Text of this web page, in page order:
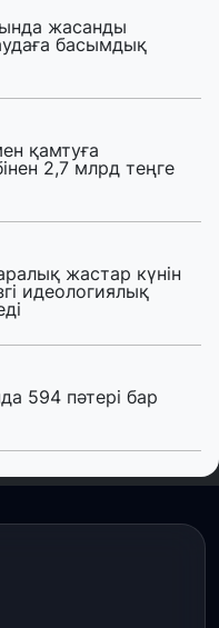
жасанды
басымдық
қамтуға
2,7 млрд теңге
жастар күнін
идеологиялық
594 пәтері бар